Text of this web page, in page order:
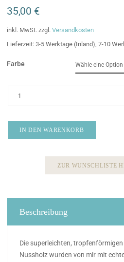
35,00 €
inkl. MwSt. zzgl. Versandkosten
Lieferzeit: 3-5 Werktage (Inland), 7-10
Farbe
IN DEN WARENKORB
ZUR WUNSCHLISTE
Beschreibung
Die superleichten,
Nussholz wurden von mir mit